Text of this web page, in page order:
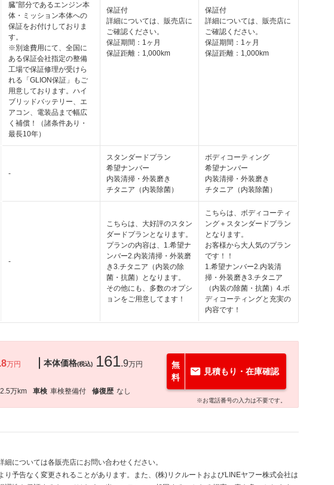
臓”部分であるエンジン本
体・ミッション本体への
保証をお付けしておりま
す。
※別途費用にて、全国に
ある保証会社指定の整備
工場で保証修理が受けら
れる「GLION保証」もご
用意しております。ハイ
ブリッドバッテリー、エ
アコン、電装品まで幅広
く補償！（諸条件あり・
最長10年）
保証付
詳細については、販売店に
ご確認ください。
保証期間：1ヶ月
保証距離：1,000km
保証付
詳細については、販売店に
ご確認ください。
保証期間：1ヶ月
保証距離：1,000km
-
スタンダードプラン
希望ナンバー
内装清掃・外装磨き
チタニア（内装除菌）
ボディコーティング
希望ナンバー
内装清掃・外装磨き
チタニア（内装除菌）
-
こちらは、大好評のスタン
ダードプランとなります。
プランの内容は、1.希望ナ
ンバー2.内装清掃・外装磨
き3.チタニア（内装の除
菌・抗菌）となります。
その他にも、多数のオプシ
ョンをご用意してます！
こちらは、ボディコーティ
ング＋スタンダードプラン
となります。
お客様から大人気のプラン
です！！
1.希望ナンバー2.内装清
掃・外装磨き3.チタニア
（内装の除菌・抗菌）4.ボ
ディコーティングと充実の
内容です！
.8万円
本体価格(税込) 161.9万円
万km 車検 車検整備付 修復歴 なし
無
料
見積もり・在庫確認
※お電話番号の入力は不要です。
については各販売店にお問い合わせください。
予告なく変更されることがあります。また、(株)リクルートおよびLINEヤフー株式会社は